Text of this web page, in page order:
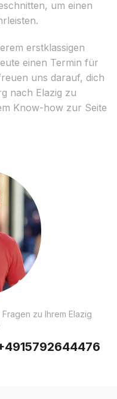
um einen
erstklassigen
einen Termin für
uns darauf, dich
nach Elazig zu
Know-how zur Seite
zu Ihrem Elazig